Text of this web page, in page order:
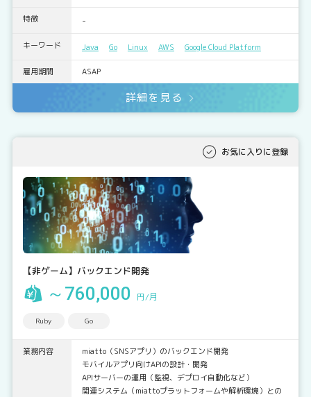
特徴 -
キーワード Java Go Linux AWS Google Cloud Platform
雇用期間 ASAP
詳細を見る
お気に入りに登録
【非ゲーム】バックエンド開発
～760,000 円/月
Ruby Go
業務内容
miatto（SNSアプリ）のバックエンド開発
モバイルアプリ向けAPIの設計・開発
APIサーバーの運用（監視、デプロイ自動化など）
関連システム（miattoプラットフォームや解析環境）との